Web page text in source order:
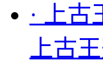
·
上
上古